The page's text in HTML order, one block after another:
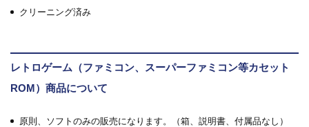
クリーニング済み
レトロゲーム（ファミコン、スーパーファミコン等カセット
ROM）商品について
原則、ソフトのみの販売になります。（箱、説明書、付属品なし）